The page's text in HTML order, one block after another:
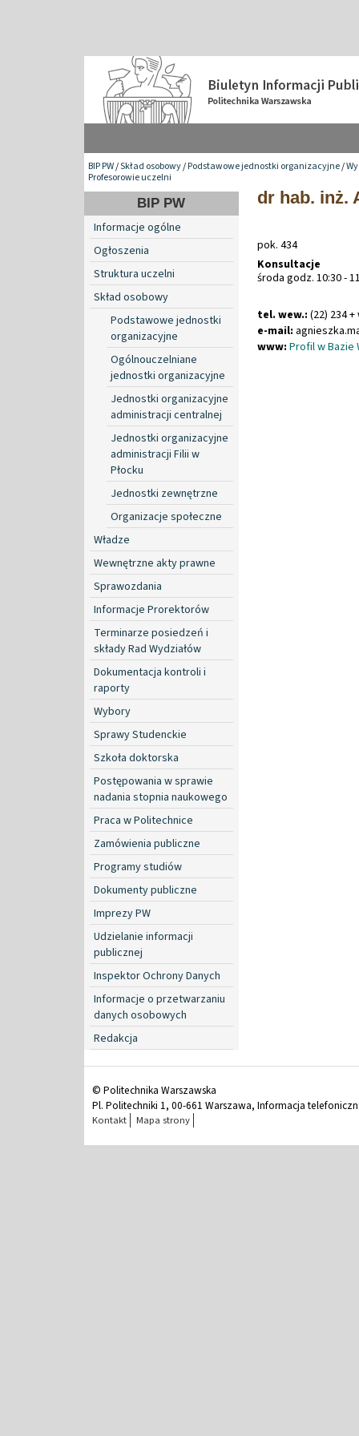
BIP PW/Skład osobowy/Podstawowe jednostki organizacyjne/
Profesorowie uczelni
BIP PW
Informacje ogólne
Ogłoszenia
Struktura uczelni
Skład osobowy
Podstawowe jednostki
organizacyjne
Ogólnouczelniane
jednostki organizacyjne
Jednostki organizacyjne
administracji centralnej
Jednostki organizacyjne
administracji Filii w
Płocku
Jednostki zewnętrzne
Organizacje społeczne
Władze
Wewnętrzne akty prawne
Sprawozdania
Informacje Prorektorów
Terminarze posiedzeń i
składy Rad Wydziałów
Dokumentacja kontroli i
raporty
Wybory
Sprawy Studenckie
Szkoła doktorska
Postępowania w sprawie
nadania stopnia naukowego
Praca w Politechnice
Zamówienia publiczne
Programy studiów
Dokumenty publiczne
Imprezy PW
Udzielanie informacji
publicznej
Inspektor Ochrony Danych
Informacje o przetwarzaniu
danych osobowych
Redakcja
dr hab. inż.
pok. 434
Konsultacje
środa godz. 10:30 -
tel. wew.: (22) 234
e-mail: agnieszka.
www: Profil w Bazie
© Politechnika Warszawska
Pl. Politechniki 1, 00-661 Warszawa, Informacja
Kontakt Mapa strony